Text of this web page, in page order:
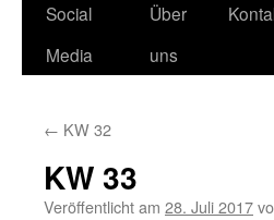
Social
Media
Über
uns
← KW 32
KW 33
Veröffentlicht am 28. Juli 2017